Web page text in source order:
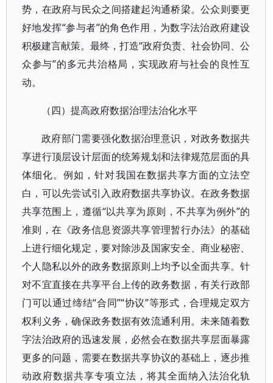
势，在政府与民众之间搭建起沟通桥梁。公众则要更
好地发挥“参与者”的角色作用，为数字法治政府建设
积极建言献策。最终，打造“政府负责、社会协同、公
众参与”的多元共治格局，实现政府与社会的良性互
动。
（四）提高政府数据治理法治化水平
政府部门需要强化数据治理意识，对政务数据共
享进行顶层设计层面的统筹规划和法律规范层面的具
体细化。例如，针对我国在数据共享方面的立法空
白，可以先尝试引入政府数据共享协议。在政务数据
共享范围上，遵循“以共享为原则，不共享为例外”的
准则，在《政务信息资源共享管理暂行办法》的基础
上进行细化规定，要对除涉及国家安全、商业秘密、
个人隐私以外的政务数据原则上均予以全面共享。针
对不宜直接在共享平台上传的政务数据，有关行政部
门可以通过缔结“合同”“协议”等形式，合理规定双方
权利义务，确保政务数据有效流通利用。未来随着数
字法治政府的迅速发展，必然会在数据共享层面暴露
更多的问题，需要在数据共享协议的基础上，逐步推
动政府数据共享专项立法，将其全面纳入法治化轨